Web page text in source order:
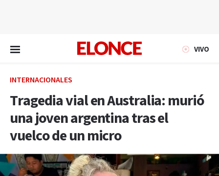
VIVO
INTERNACIONALES
Tragedia vial en Australia: murió
una joven argentina tras el
vuelco de un micro